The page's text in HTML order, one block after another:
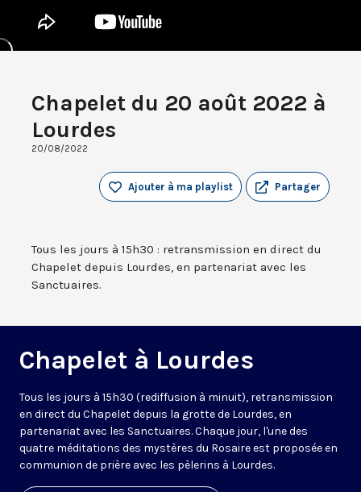
Chapelet du 20 août 2022 à
Lourdes
20/08/2022
Partager
Ajouter à ma playlist
Tous les jours à 15h30 : retransmission en direct du
Chapelet depuis Lourdes, en partenariat avec les
Sanctuaires.
Chapelet à Lourdes
Tous les jours à 15h30 (rediffusion à minuit), retransmission
en direct du Chapelet depuis la grotte de Lourdes, en
partenariat avec les Sanctuaires. Chaque jour, l'une des
quatre méditations des mystères du Rosaire est proposée en
communion de prière avec les pèlerins à Lourdes.